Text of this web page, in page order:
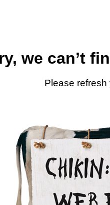
we can’t
Please refresh